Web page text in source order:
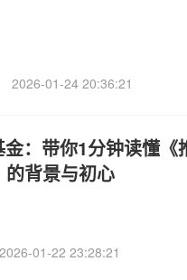
2026-01-24 20:36:21
：带你1分钟读懂《
背景与初心
2026-01-22 23:28:21